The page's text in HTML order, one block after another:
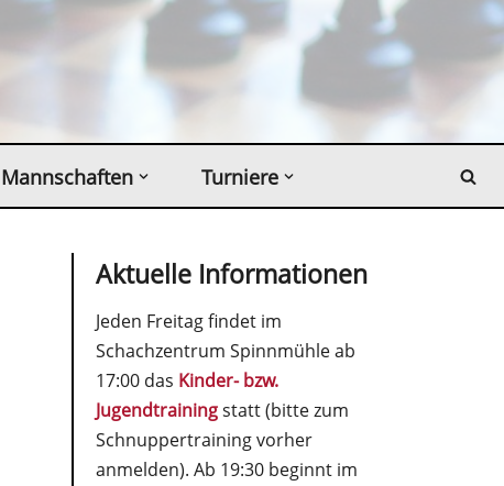
Mannschaften Turniere
Aktuelle Informationen
Jeden Freitag findet im
Schachzentrum Spinnmühle ab
17:00 das Kinder- bzw.
Jugendtrainingstatt (bitte zum
Schnuppertraining vorher
anmelden). Ab 19:30 beginnt im